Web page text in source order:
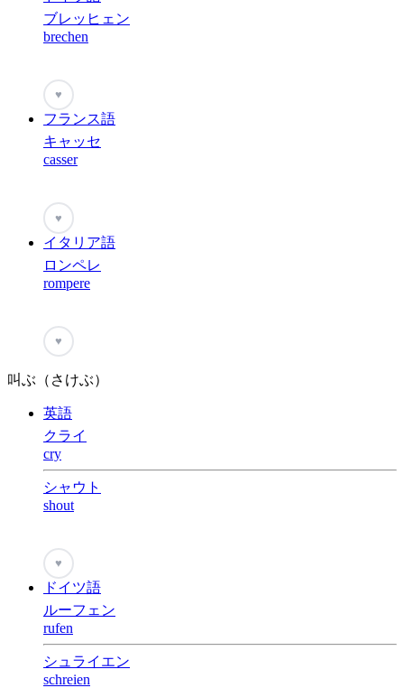
ブレッヒェン
brechen
♥
フランス語
キャッセ
casser
♥
イタリア語
ロンペレ
rompere
♥
叫ぶ（さけぶ）
英語
クライ
cry
シャウト
shout
♥
ドイツ語
ルーフェン
rufen
シュライエン
schreien